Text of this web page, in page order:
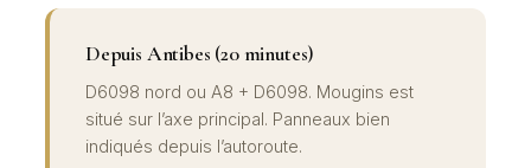
Depuis Antibes (20 minutes)
D6098 nord ou A8 + D6098. Mougins est
situé sur l’axe principal. Panneaux bien
indiqués depuis l’autoroute.